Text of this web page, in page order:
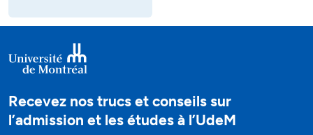
Recevez nos trucs et conseils sur
l’admission et les études à l’UdeM